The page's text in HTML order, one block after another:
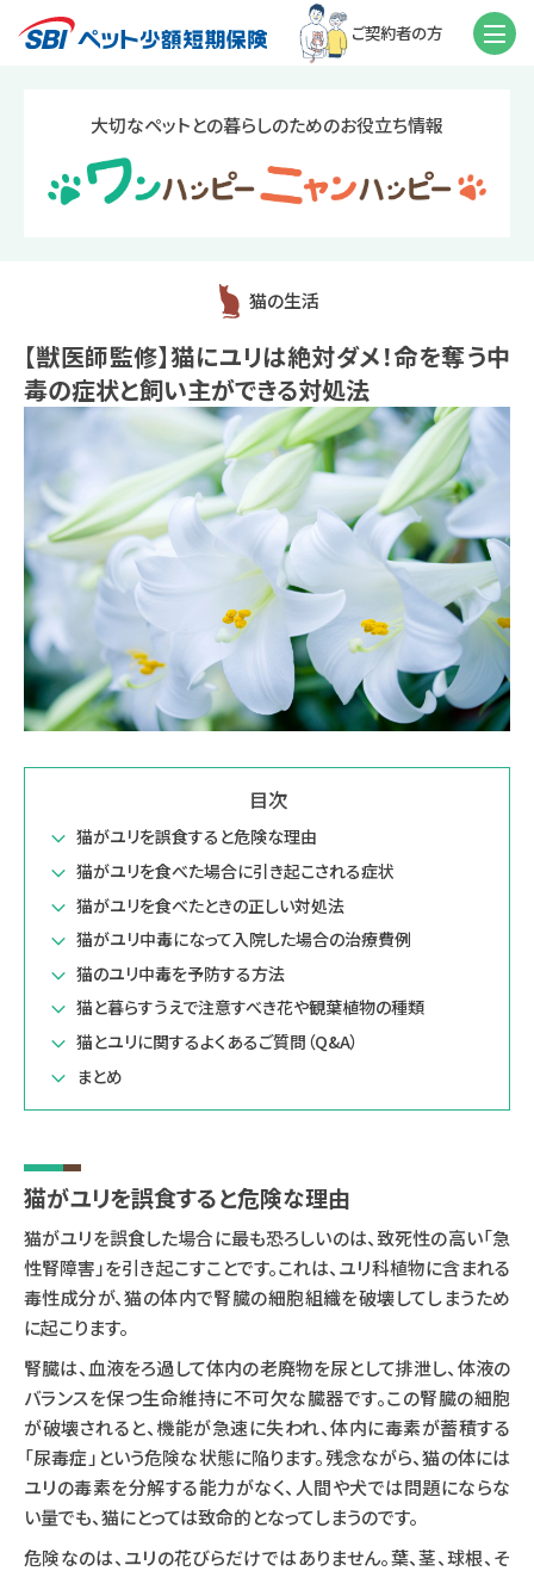
ご契約者の方
大切なペットとの暮らしのためのお役立ち情報
猫の生活
【獣医師監修】猫にユリは絶対ダメ！命を奪う中
毒の症状と飼い主ができる対処法
目次
猫がユリを誤食すると危険な理由
猫がユリを食べた場合に引き起こされる症状
猫がユリを食べたときの正しい対処法
猫がユリ中毒になって入院した場合の治療費例
猫のユリ中毒を予防する方法
猫と暮らすうえで注意すべき花や観葉植物の種類
猫とユリに関するよくあるご質問（Q&A）
まとめ
猫がユリを誤食すると危険な理由
猫がユリを誤食した場合に最も恐ろしいのは、致死性の高い「急
性腎障害」を引き起こすことです。これは、ユリ科植物に含まれる
毒性成分が、猫の体内で腎臓の細胞組織を破壊してしまうため
に起こります。
腎臓は、血液をろ過して体内の老廃物を尿として排泄し、体液の
バランスを保つ生命維持に不可欠な臓器です。この腎臓の細胞
が破壊されると、機能が急速に失われ、体内に毒素が蓄積する
「尿毒症」という危険な状態に陥ります。残念ながら、猫の体には
ユリの毒素を分解する能力がなく、人間や犬では問題にならな
い量でも、猫にとっては致命的となってしまうのです。
危険なのは、ユリの花びらだけではありません。葉、茎、球根、そ